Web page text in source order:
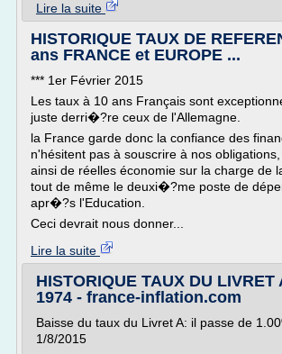
Lire la suite
HISTORIQUE TAUX DE
ans FRANCE et EUROPE ...
*** 1er Février 2015
Les taux à 10 ans Français sont
juste derri�?re ceux de l'Allemagne.
la France garde donc la confiance des
n'hésitent pas à souscrire à nos
ainsi de réelles économie sur la charge de
tout de même le deuxi�?me poste de
apr�?s l'Education.
Ceci devrait nous donner...
Lire la suite
HISTORIQUE TAUX DU LIVRET
1974 - france-inflation.com
Baisse du taux du Livret A: il passe de
1/8/2015